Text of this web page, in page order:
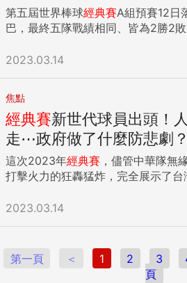
第五屆世界棒球經典賽A組預賽12日
巴，最終五隊戰績相同、皆為2勝2
2023.03.14
焦點
經典賽新世代球員出頭！
走⋯政府做了什麼防悲劇？
這次2023年經典賽 ，儘管中華隊無
打擊火力的狂轟猛炸，完全展示了台
2023.03.14
第一頁 ＜ 1 2 3
頁